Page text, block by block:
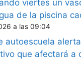
viertes un
de la piscina
a las 09:04
autoescuela
que afectará a